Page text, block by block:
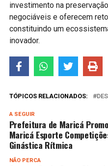
investimento na
negociáveis e oferecem
constituindo um
inovador.
TÓPICOS RELACIONADOS:
A SEGUIR
Prefeitura de Maricá
Maricá Esporte
Ginástica Rítmica
NÃO PERCA